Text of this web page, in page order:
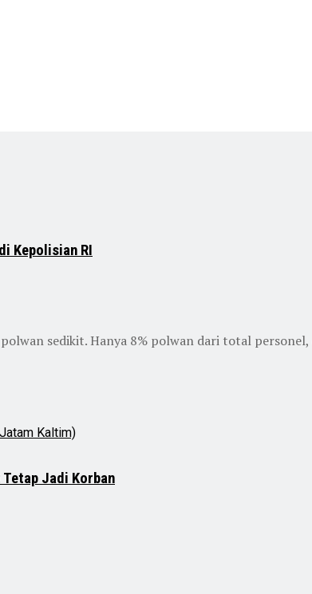
Kepolisian RI
sedikit. Hanya 8% polwan dari total
Tetap Jadi Korban